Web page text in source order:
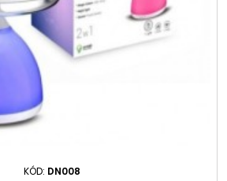
KÓD: DN008